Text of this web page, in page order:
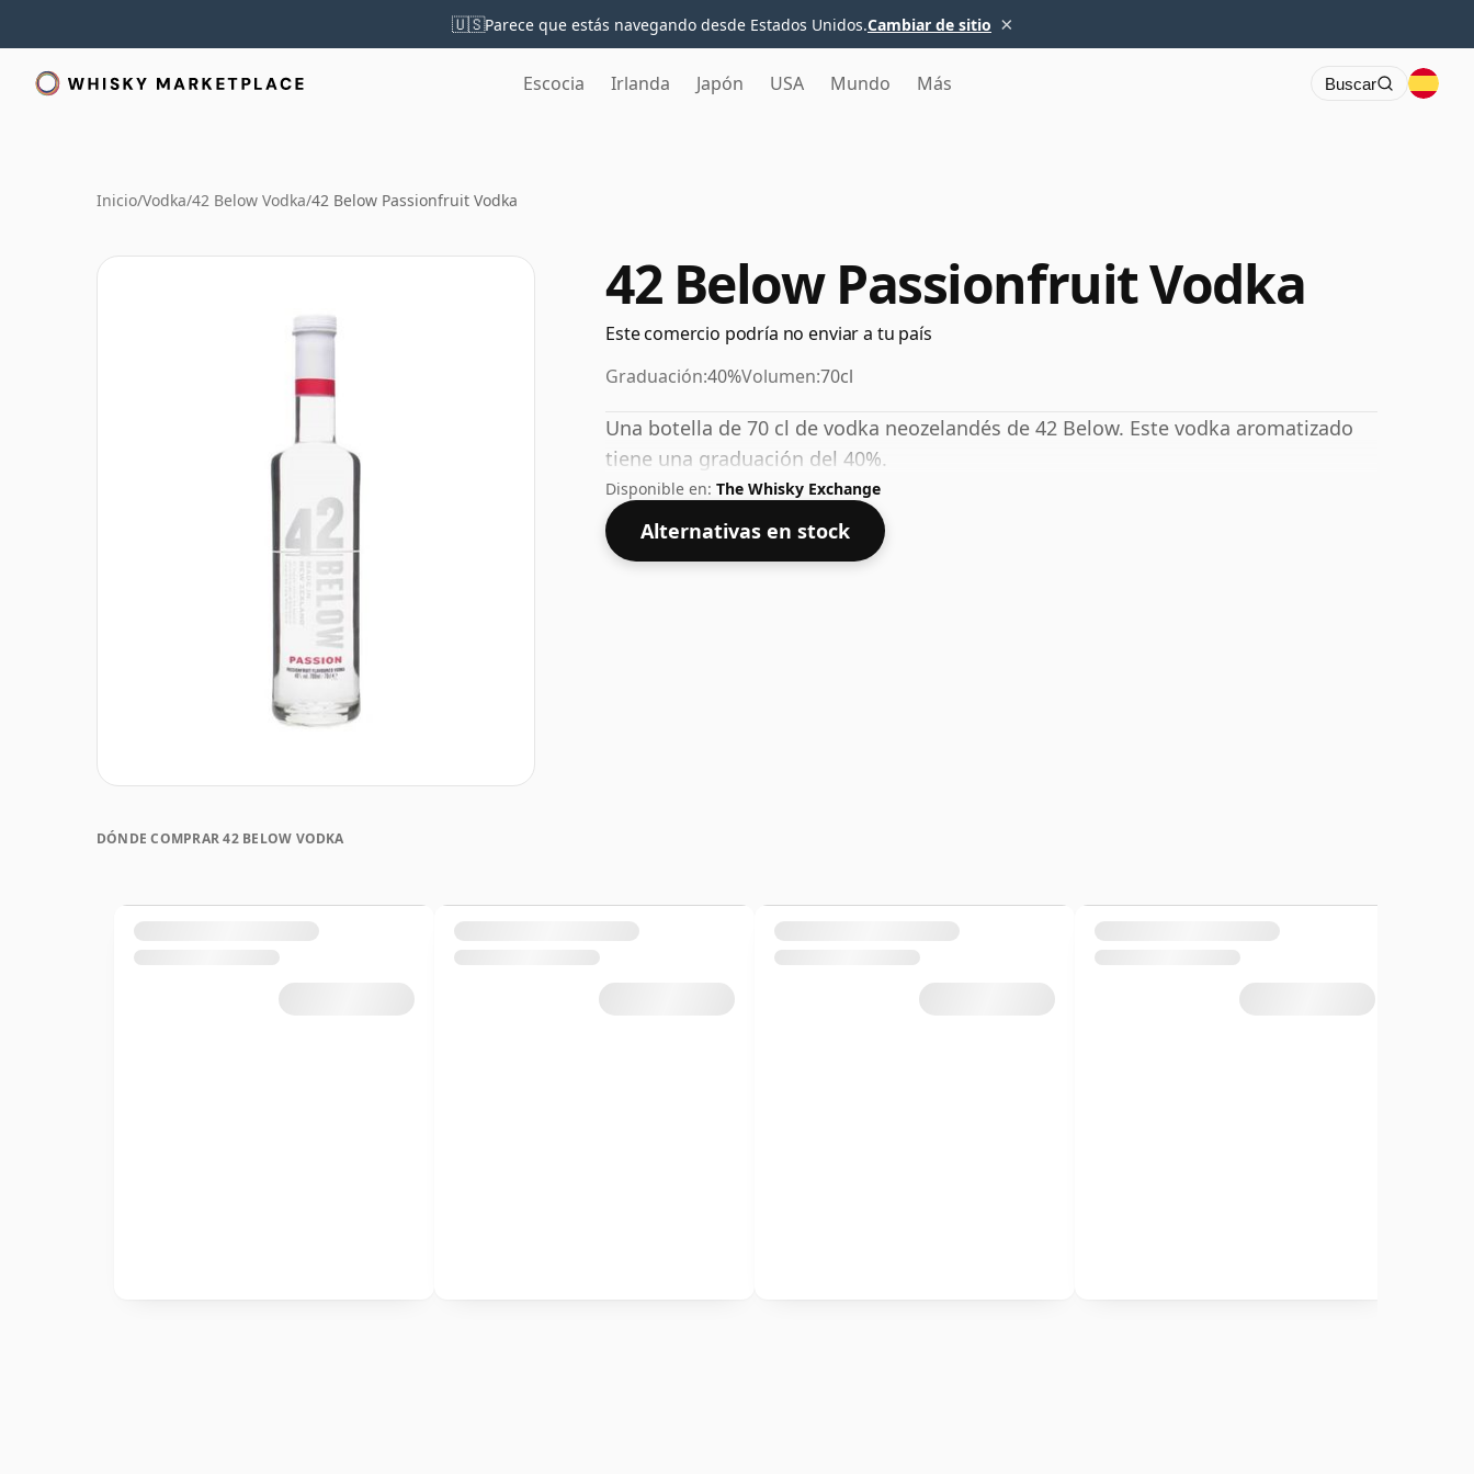
🇺🇸Parece que estás navegando desde Estados Unidos.Cambiar de sitio ×
Escocia Irlanda Japón USA Mundo Más Buscar
Inicio/Vodka/42 Below Vodka/42 Below Passionfruit Vodka
42 Below Passionfruit Vodka
Este comercio podría no enviar a tu país
Graduación:40%Volumen:70cl
Una botella de 70 cl de vodka neozelandés de 42 Below. Este vodka aromatizado
tiene una graduación del 40%.
Disponible en: The Whisky Exchange
Alternativas en stock
DÓNDE COMPRAR 42 BELOW VODKA